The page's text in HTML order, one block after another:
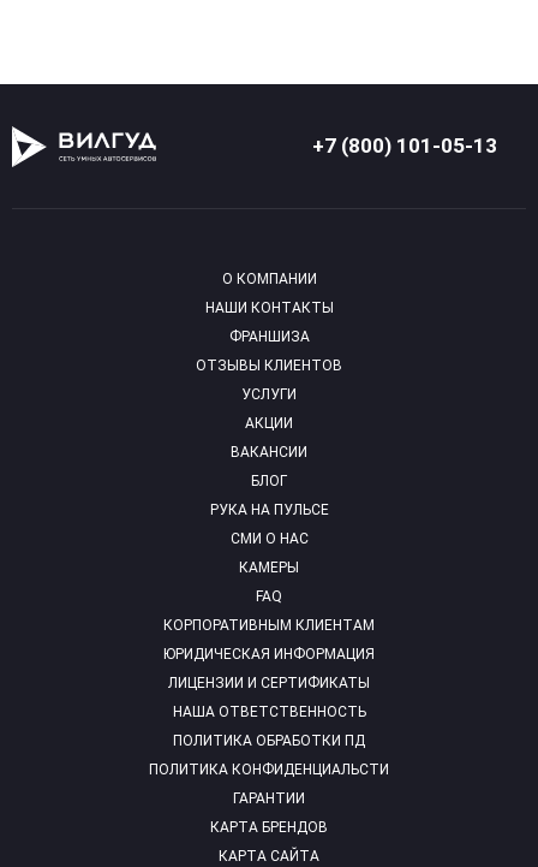
+7 (800) 101-05-13
О КОМПАНИИ
НАШИ КОНТАКТЫ
ФРАНШИЗА
ОТЗЫВЫ КЛИЕНТОВ
УСЛУГИ
АКЦИИ
ВАКАНСИИ
БЛОГ
РУКА НА ПУЛЬСЕ
СМИ О НАС
КАМЕРЫ
FAQ
КОРПОРАТИВНЫМ КЛИЕНТАМ
ЮРИДИЧЕСКАЯ ИНФОРМАЦИЯ
ЛИЦЕНЗИИ И СЕРТИФИКАТЫ
НАША ОТВЕТСТВЕННОСТЬ
ПОЛИТИКА ОБРАБОТКИ ПД
ПОЛИТИКА КОНФИДЕНЦИАЛЬСТИ
ГАРАНТИИ
КАРТА БРЕНДОВ
КАРТА САЙТА